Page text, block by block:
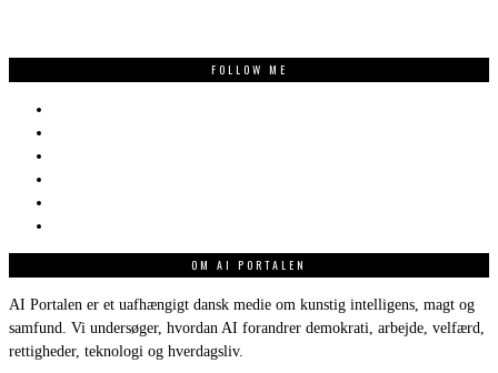
FOLLOW ME
OM AI PORTALEN
AI Portalen er et uafhængigt dansk medie om kunstig intelligens, magt og
samfund. Vi undersøger, hvordan AI forandrer demokrati, arbejde, velfærd,
rettigheder, teknologi og hverdagsliv.